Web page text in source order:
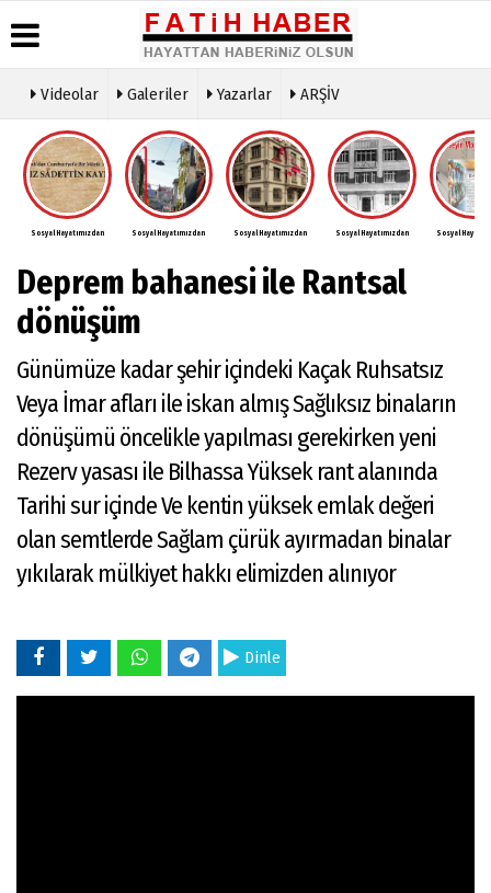
Haber
Arşivi
Günün
Haberleri
Biyografiler
Köşe
Yazarları
Video
Galeri
Foto
Künye
İletişim
Çerez
Politikası
İlkeleri
Videolar Galeriler Yazarlar ARŞİV
Sosyal Hayatımızdan Sosyal Hayatımızdan Sosyal Hayatımızdan Sosyal Hayatımızdan Sosyal
Deprem bahanesi ile Rantsal
dönüşüm
Günümüze kadar şehir içindeki Kaçak Ruhsatsız
Veya İmar afları ile iskan almış Sağlıksız binaların
dönüşümü öncelikle yapılması gerekirken yeni
Rezerv yasası ile Bilhassa Yüksek rant alanında
Tarihi sur içinde Ve kentin yüksek emlak değeri
olan semtlerde Sağlam çürük ayırmadan binalar
yıkılarak mülkiyet hakkı elimizden alınıyor
Dinle